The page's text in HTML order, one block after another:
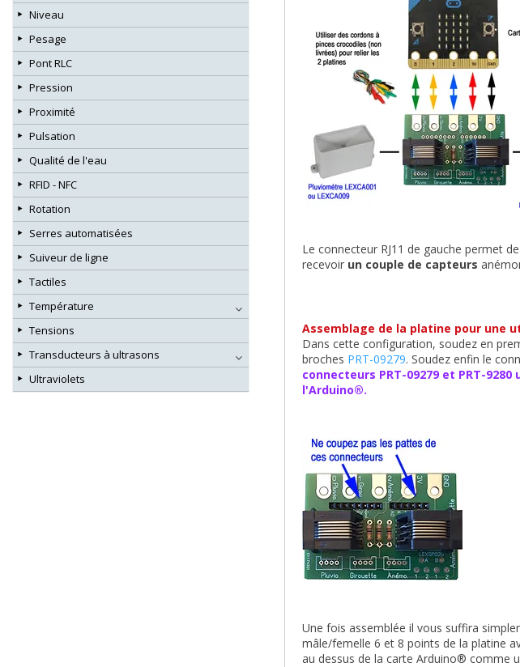
Le connecteur RJ11 de gauche permet
recevoir un couple de capteurs
Assemblage de la platine pour une
Dans cette configuration, soudez en
broches PRT-09279. Soudez enfin le
connecteurs PRT-09279 et PRT-
l'Arduino®.
Une fois assemblée il vous suffira
mâle/femelle 6 et 8 points de la platine
au dessus de la carte Arduino® comme
Niveau
Pesage
Pont RLC
Pression
Proximité
Pulsation
Qualité de l'eau
RFID - NFC
Rotation
Serres automatisées
Suiveur de ligne
Tactiles
Température
Tensions
Transducteurs à ultrasons
Ultraviolets